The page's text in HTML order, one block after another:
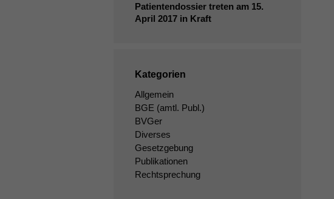
Patientendossier treten am 15.
April 2017 in Kraft
Kategorien
Allgemein
BGE (amtl. Publ.)
BVGer
Diverses
Gesetzgebung
Publikationen
Rechtsprechung